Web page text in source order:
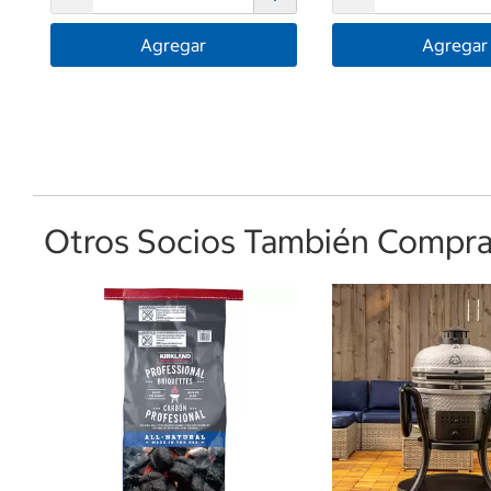
Agregar Agregar
Otros Socios También